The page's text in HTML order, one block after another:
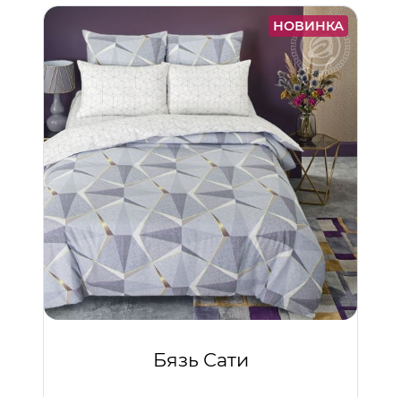
НОВИНКА
Бязь Сати